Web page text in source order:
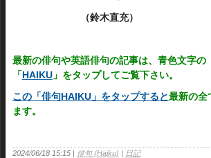
（鈴木直充）
最新の俳句や英語俳句の記事は、青色文字の
「HAIKU」をタップしてご覧下さい。
この「俳句HAIKU」をタップすると最新の全
ます。
2024/06/18 15:15 俳句 (Haiku) 日記